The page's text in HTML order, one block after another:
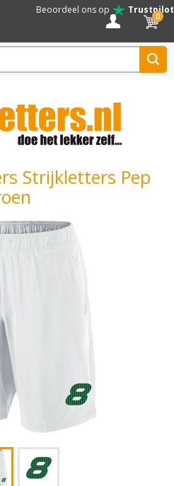
Beoordeel ons op Trustpilot
0
Strijkletters Pep